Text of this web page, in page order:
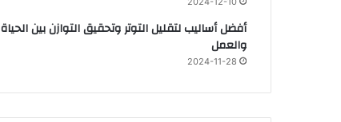
أفضل أساليب لتقليل التوتر وتحقيق التوازن بين الحياة
والعمل
2024-11-28